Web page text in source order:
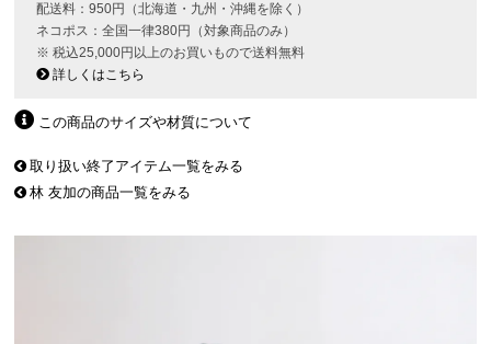
配送料：950円（北海道・九州・沖縄を除く）
ネコポス：全国一律380円（対象商品のみ）
※ 税込25,000円以上のお買いもので送料無料
詳しくはこちら
この商品のサイズや材質について
取り扱い終了アイテム一覧をみる
林 友加の商品一覧をみる